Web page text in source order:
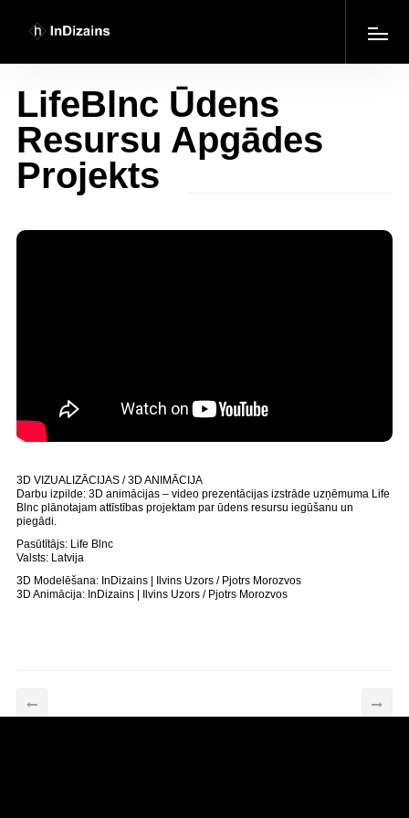
LifeBlnc Ūdens
Resursu Apgādes
Projekts
3D VIZUALIZĀCIJAS / 3D ANIMĀCIJA
Darbu izpilde: 3D animācijas – video prezentācijas izstrāde uzņēmuma Life
Blnc plānotajam attīstības projektam par ūdens resursu iegūšanu un
piegādi.
Pasūtītājs: Life Blnc
Valsts: Latvija
3D Modelēšana: InDizains | Ilvins Uzors / Pjotrs Morozvos
3D Animācija: InDizains | Ilvins Uzors / Pjotrs Morozvos